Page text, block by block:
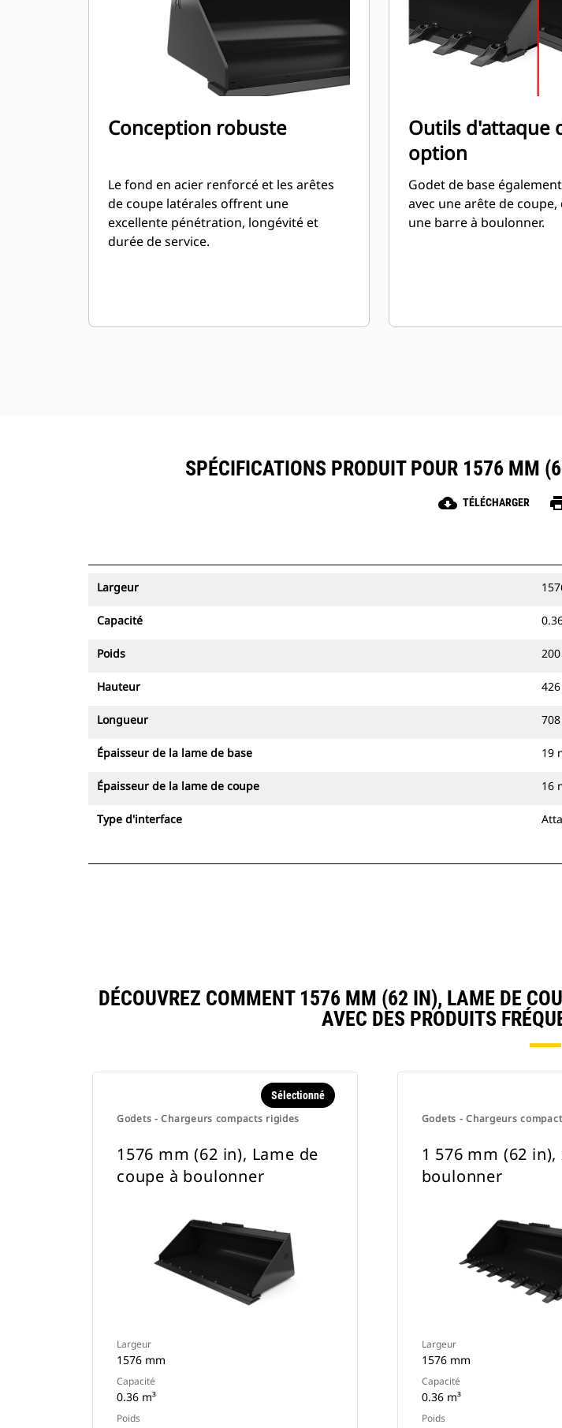
Conception robuste
Le fond en acier renforcé et les arêtes
de coupe latérales offrent une
excellente pénétration, longévité et
durée de service.
Outils d'attaque
option
Godet de base
avec une arête de
une barre à boulonner.
SPÉCIFICATIONS PRODUIT POUR 1576 MM
cloud_download TÉLÉCHARGER
Largeur
Capacité
Poids
Hauteur
Longueur
Épaisseur de la lame de base 19
Épaisseur de la lame de coupe 16
Type d'interface
DÉCOUVREZ COMMENT 1576 MM (62 IN), LAME DE
AVEC DES PRODUITS
Godets - Chargeurs compacts rigides
Sélectionné
1576 mm (62 in), Lame de
coupe à boulonner
Largeur
1576 mm
Capacité
0.36 m³
Poids
Godets - Chargeurs
1 576 mm (62
boulonner
Largeur
1576 mm
Capacité
0.36 m³
Poids